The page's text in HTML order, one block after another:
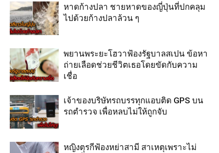
หาดก้างปลา ชายหาดของญี่ปุ่นที่ปกคลุม
ไปด้วยก้างปลาล้วน ๆ
พยานพระยะโฮวาฟ้องรัฐบาลสเปน ข้อหา
ถ่ายเลือดช่วยชีวิตเธอโดยขัดกับความ
เชื่อ
เจ้าของบริษัทรถบรรทุกแอบติด GPS บน
รถตำรวจ เพื่อหลบไม่ให้ถูกจับ
หญิงตุรกีฟ้องหย่าสามี สาเหตุเพราะไม่